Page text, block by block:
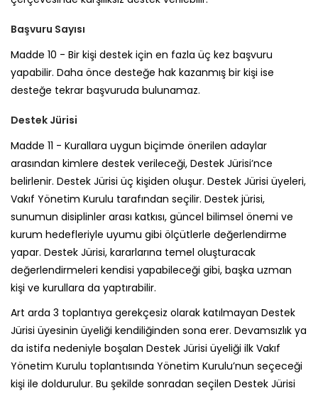
Başvuru Sayısı
Madde 10 - Bir kişi destek için en fazla üç kez başvuru
yapabilir. Daha önce desteğe hak kazanmış bir kişi ise
desteğe tekrar başvuruda bulunamaz.
Destek Jürisi
Madde 11 - Kurallara uygun biçimde önerilen adaylar
arasından kimlere destek verileceği, Destek Jürisi’nce
belirlenir. Destek Jürisi üç kişiden oluşur. Destek Jürisi üyeleri,
Vakıf Yönetim Kurulu tarafından seçilir. Destek jürisi,
sunumun disiplinler arası katkısı, güncel bilimsel önemi ve
kurum hedefleriyle uyumu gibi ölçütlerle değerlendirme
yapar. Destek Jürisi, kararlarına temel oluşturacak
değerlendirmeleri kendisi yapabileceği gibi, başka uzman
kişi ve kurullara da yaptırabilir.
Art arda 3 toplantıya gerekçesiz olarak katılmayan Destek
Jürisi üyesinin üyeliği kendiliğinden sona erer. Devamsızlık ya
da istifa nedeniyle boşalan Destek Jürisi üyeliği ilk Vakıf
Yönetim Kurulu toplantısında Yönetim Kurulu’nun seçeceği
kişi ile doldurulur. Bu şekilde sonradan seçilen Destek Jürisi